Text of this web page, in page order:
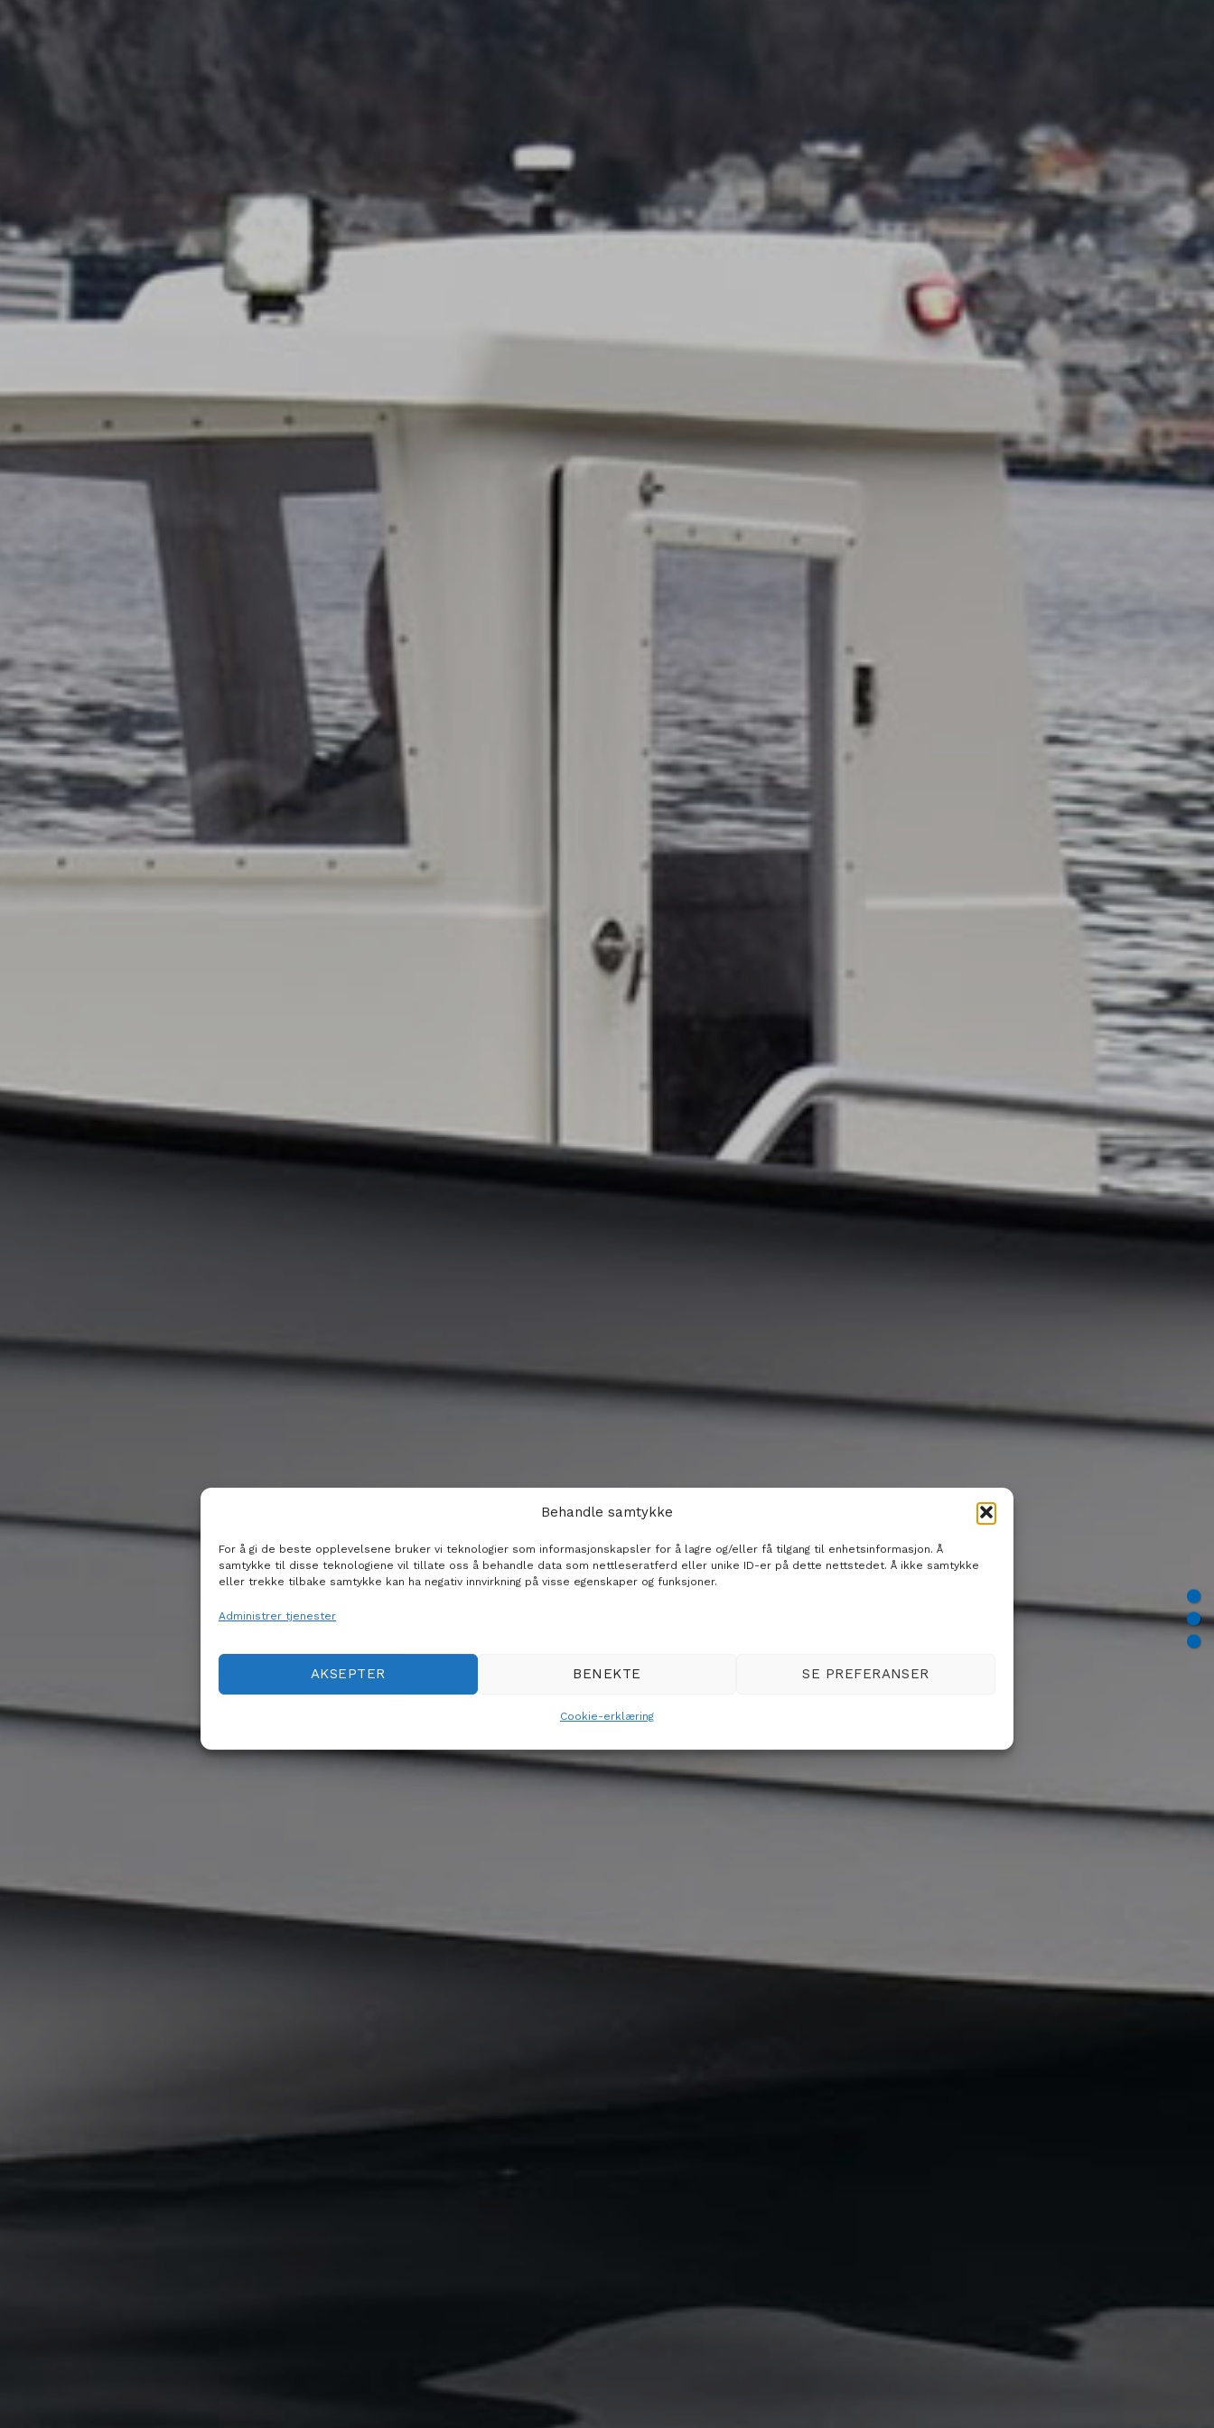
Behandle samtykke
For å gi de beste opplevelsene bruker vi teknologier som informasjonskapsler for å lagre og/eller få tilgang til enhetsinformasjon. Å
samtykke til disse teknologiene vil tillate oss å behandle data som nettleseratferd eller unike ID-er på dette nettstedet. Å ikke samtykke
eller trekke tilbake samtykke kan ha negativ innvirkning på visse egenskaper og funksjoner.
Administrer tjenester
AKSEPTER BENEKTE SE PREFERANSER
Cookie-erklæring